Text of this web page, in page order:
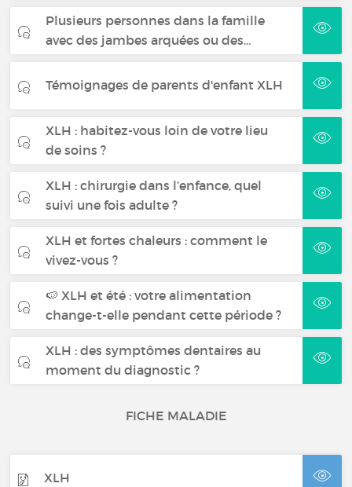
Plusieurs personnes dans la famille
avec des jambes arquées ou des…
Témoignages de parents d'enfant XLH
XLH : habitez-vous loin de votre lieu
de soins ?
XLH : chirurgie dans l’enfance, quel
suivi une fois adulte ?
XLH et fortes chaleurs : comment le
vivez-vous ?
🍉 XLH et été : votre alimentation
change-t-elle pendant cette période ?
XLH : des symptômes dentaires au
moment du diagnostic ?
FICHE MALADIE
XLH